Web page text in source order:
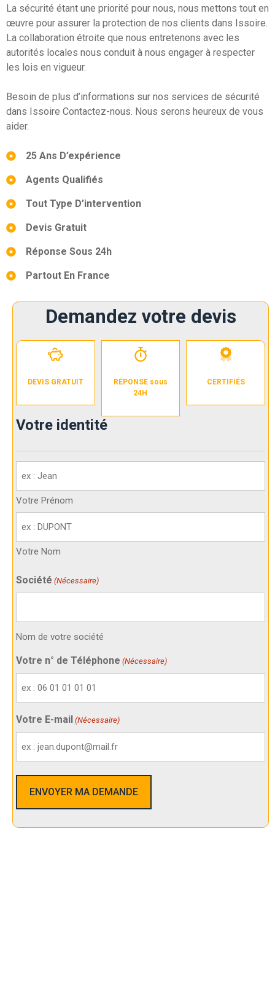
La sécurité étant une priorité pour nous, nous mettons tout en
œuvre pour assurer la protection de nos clients dans Issoire.
La collaboration étroite que nous entretenons avec les
autorités locales nous conduit à nous engager à respecter
les lois en vigueur.
Besoin de plus d’informations sur nos services de sécurité
dans Issoire Contactez-nous. Nous serons heureux de vous
aider.
25 Ans D’expérience
Agents Qualifiés
Tout Type D’intervention
Devis Gratuit
Réponse Sous 24h
Partout En France
Demandez votre devis
DEVIS GRATUIT
RÉPONSE sous
24H
CERTIFIÉS
Votre identité
identité
(Nécessaire)
Votre Prénom
Votre Nom
Société (Nécessaire)
Nom de votre société
Votre n° de Téléphone (Nécessaire)
Votre E-mail (Nécessaire)